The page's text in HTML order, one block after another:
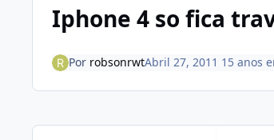
Iphone 4 so fica
Por robsonrwtAbril 27, 2011 15 anos